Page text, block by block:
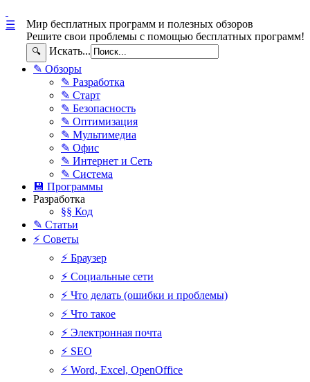
Мир бесплатных программ и полезных обзоров
Решите свои проблемы с помощью бесплатных программ!
🔍 Искать...
☰
✎ Обзоры
✎ Разработка
✎ Старт
✎ Безопасность
✎ Оптимизация
✎ Мультимедиа
✎ Офис
✎ Интернет и Сеть
✎ Система
💾 Программы
Разработка
§§ Код
✎ Статьи
⚡ Советы
⚡ Браузер
⚡ Социальные сети
⚡ Что делать (ошибки и проблемы)
⚡ Что такое
⚡ Электронная почта
⚡ SEO
⚡ Word, Excel, OpenOffice